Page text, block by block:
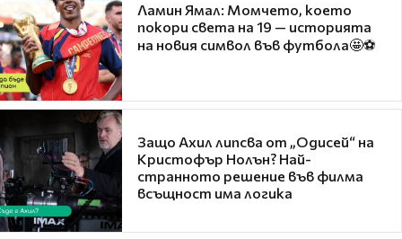
Ламин Ямал: Момчето, което
покори света на 19 — историята
на новия символ във футбола🤩⚽
Защо Ахил липсва от „Одисей“ на
Кристофър Нолън? Най-
странното решение във филма
всъщност има логика